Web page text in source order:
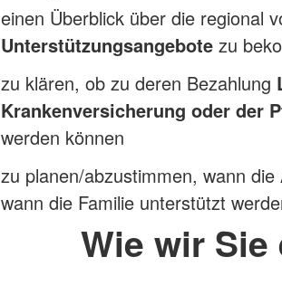
einen Überblick über die regional
Unterstützungsangebote zu
zu klären, ob zu deren Bezahlung
Krankenversicherung oder der
werden können
zu planen/abzustimmen, wann
wann die Familie unterstützt
Wie wir